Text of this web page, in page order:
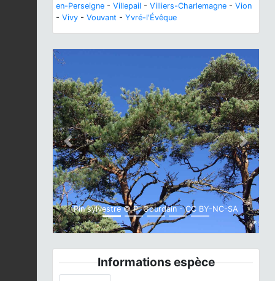
en-Perseigne - Villepail - Villiers-Charlemagne - Vion
- Vivy - Vouvant - Yvré-l'Évêque
Pin sylvestre © P. Gourdain - CC BY-NC-SA
Previous Next
Informations espèce